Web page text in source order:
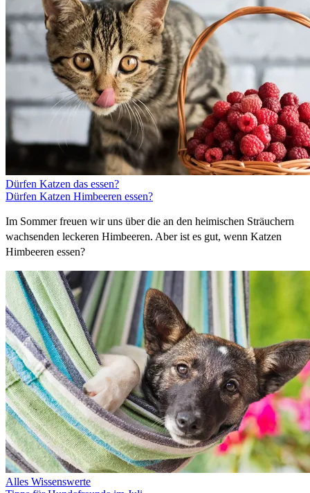
Dürfen Katzen das essen?
Dürfen Katzen Himbeeren essen?
Im Sommer freuen wir uns über die an den heimischen Sträuchern
wachsenden leckeren Himbeeren. Aber ist es gut, wenn Katzen
Himbeeren essen?
Alles Wissenswerte